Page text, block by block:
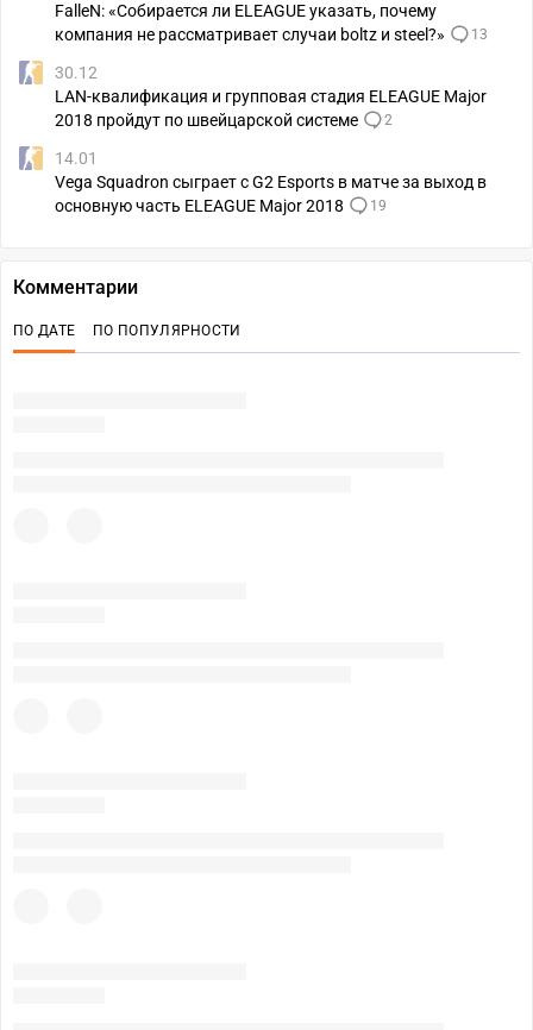
FalleN: «Собирается ли ELEAGUE указать, почему
компания не рассматривает случаи boltz и steel?»
13
30.12
LAN-квалификация и групповая стадия ELEAGUE Major
2018 пройдут по швейцарской системе
2
14.01
Vega Squadron сыграет с G2 Esports в матче за выход в
основную часть ELEAGUE Major 2018
19
Комментарии
ПО ДАТЕ ПО ПОПУЛЯРНОСТИ